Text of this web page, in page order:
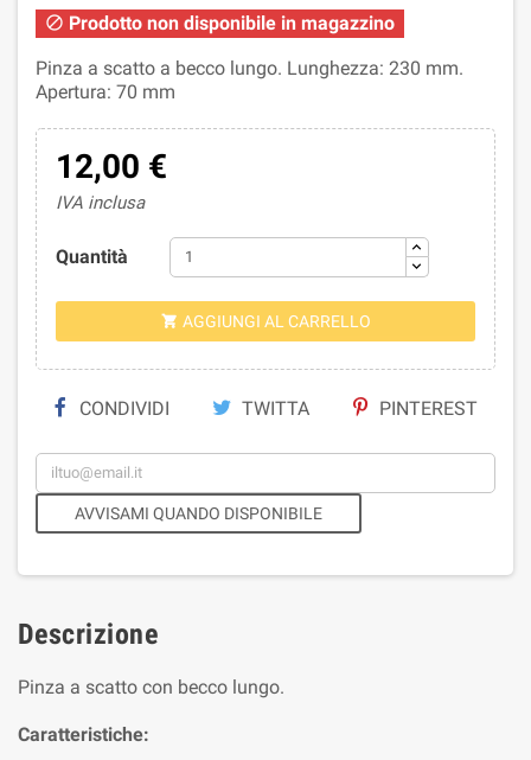
 Prodotto non disponibile in magazzino
Pinza a scatto a becco lungo. Lunghezza: 230 mm.
Apertura: 70 mm
12,00 €
IVA inclusa
Quantità
 AGGIUNGI AL CARRELLO
CONDIVIDI TWITTA PINTEREST
AVVISAMI QUANDO DISPONIBILE
Descrizione
Pinza a scatto con becco lungo.
Caratteristiche: